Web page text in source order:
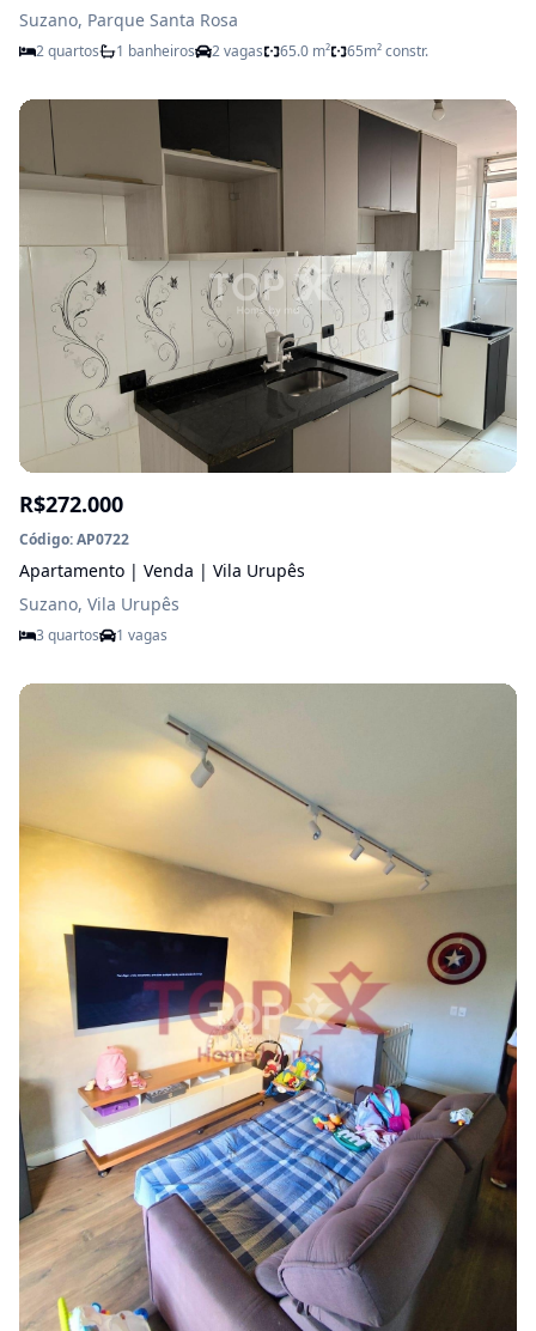
Suzano, Parque Santa Rosa
2 quartos 1 banheiros 2 vagas 65.0 m² 65m² constr.
R$272.000
Código: AP0722
Apartamento | Venda | Vila Urupês
Suzano, Vila Urupês
3 quartos 1 vagas